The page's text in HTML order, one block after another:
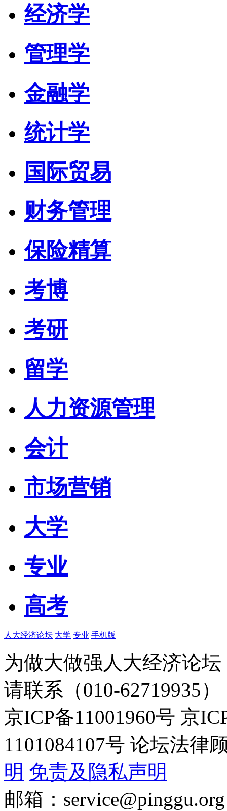
经济学
管理学
金融学
统计学
国际贸易
财务管理
保险精算
考博
考研
留学
人力资源管理
会计
市场营销
大学
专业
高考
人大经济论坛 大学 专业 手机版
为做大做强人大经济论
请联系（010-62719935）
京ICP备11001960号 京
1101084107号 论坛法律
明 免责及隐私声明
邮箱：service@pinggu.org